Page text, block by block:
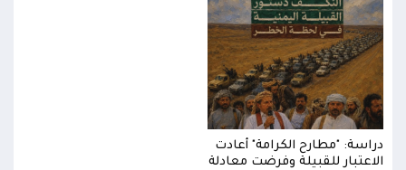
دراسة: "مطارح الكرامة" أعادت
الاعتبار للقبيلة وفرضت معادلة